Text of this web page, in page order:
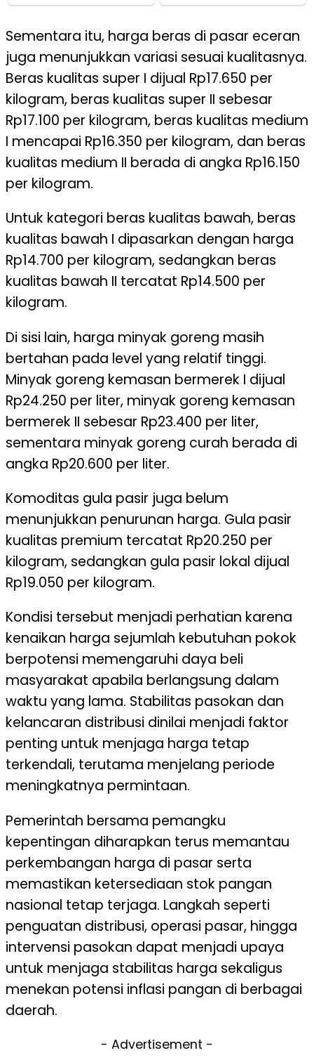
Sementara itu, harga beras di pasar eceran
juga menunjukkan variasi sesuai kualitasnya.
Beras kualitas super I dijual Rp17.650 per
kilogram, beras kualitas super II sebesar
Rp17.100 per kilogram, beras kualitas medium
I mencapai Rp16.350 per kilogram, dan beras
kualitas medium II berada di angka Rp16.150
per kilogram.
Untuk kategori beras kualitas bawah, beras
kualitas bawah I dipasarkan dengan harga
Rp14.700 per kilogram, sedangkan beras
kualitas bawah II tercatat Rp14.500 per
kilogram.
Di sisi lain, harga minyak goreng masih
bertahan pada level yang relatif tinggi.
Minyak goreng kemasan bermerek I dijual
Rp24.250 per liter, minyak goreng kemasan
bermerek II sebesar Rp23.400 per liter,
sementara minyak goreng curah berada di
angka Rp20.600 per liter.
Komoditas gula pasir juga belum
menunjukkan penurunan harga. Gula pasir
kualitas premium tercatat Rp20.250 per
kilogram, sedangkan gula pasir lokal dijual
Rp19.050 per kilogram.
Kondisi tersebut menjadi perhatian karena
kenaikan harga sejumlah kebutuhan pokok
berpotensi memengaruhi daya beli
masyarakat apabila berlangsung dalam
waktu yang lama. Stabilitas pasokan dan
kelancaran distribusi dinilai menjadi faktor
penting untuk menjaga harga tetap
terkendali, terutama menjelang periode
meningkatnya permintaan.
Pemerintah bersama pemangku
kepentingan diharapkan terus memantau
perkembangan harga di pasar serta
memastikan ketersediaan stok pangan
nasional tetap terjaga. Langkah seperti
penguatan distribusi, operasi pasar, hingga
intervensi pasokan dapat menjadi upaya
untuk menjaga stabilitas harga sekaligus
menekan potensi inflasi pangan di berbagai
daerah.
- Advertisement -